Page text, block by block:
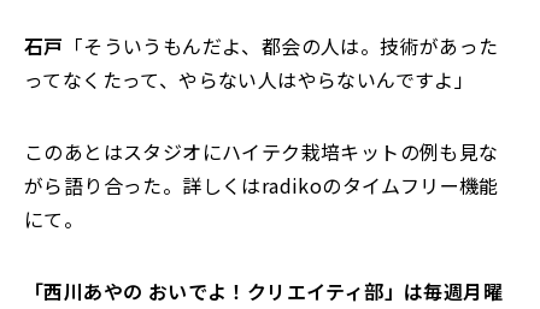
石戸 「そういうもんだよ、都会の人は。技術があった
ってなくたって、やらない人はやらないんですよ」
このあとはスタジオにハイテク栽培キットの例も見な
がら語り合った。詳しくはradikoのタイムフリー機能
にて。
「西川あやの おいでよ！クリエイティ部」は毎週月曜